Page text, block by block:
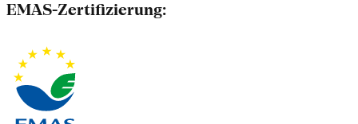
EMAS-Zertifizierung: